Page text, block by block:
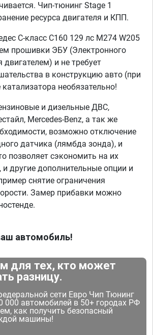
Чип-тюнинг Stage 1
ресурса двигателя и КПП.
С-класс C160 129 лс M274 W205
прошивки ЭБУ (Электронного
двигателем) и не требует
в конструкцию авто (при
необязательно!
и дизельные ДВС,
Mercedes-Benz, а так же
возможно отключение
датчика (лямбда зонда), и
позволяет сэкономить на их
и другие дополнительные опции и
снятие ограничения
Замер прибавки можно
автомобиль!
для тех, кто может
разницу.
сети Евро Чип Тюнинг
000 автомобилей в 50+ городах РФ
как получить безопасный
машины!